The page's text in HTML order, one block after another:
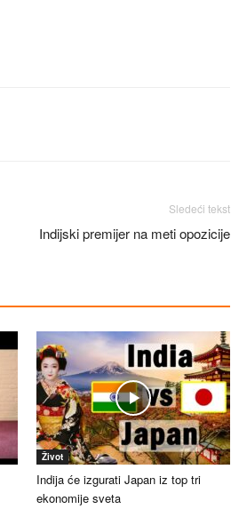
Sledeći tekst
Indijski premijer na meti opozicije
Život
Indija će izgurati Japan iz top tri
ekonomije sveta